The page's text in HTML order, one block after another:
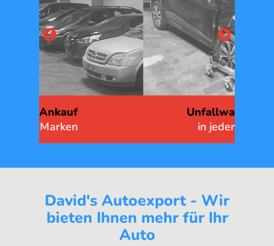
Unfallwagen Ankauf
David's Autoexport - Wir
bieten Ihnen mehr für Ihr
Auto